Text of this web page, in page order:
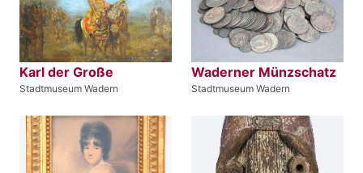
Karl der Große
Stadtmuseum Wadern
Waderner Münzschatz
Stadtmuseum Wadern